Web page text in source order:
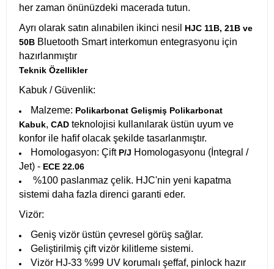
her zaman önünüzdeki macerada tutun.
Ayrı olarak satın alınabilen ikinci nesil
HJC 11B, 21B ve
50B Bluetooth Smart interkomun entegrasyonu için
hazırlanmıştır
Teknik Özellikler
Kabuk / Güvenlik:
Malzeme: Polikarbonat Gelişmiş Polikarbonat
Kabuk, CAD teknolojisi kullanılarak üstün uyum ve
konfor ile hafif olacak şekilde tasarlanmıştır.
Homologasyon: Çift P/J Homologasyonu (İntegral /
Jet) - ECE 22.06
%100 paslanmaz çelik. HJC'nin yeni kapatma
sistemi daha fazla direnci garanti eder.
Vizör:
Geniş vizör üstün çevresel görüş sağlar.
Geliştirilmiş çift vizör kilitleme sistemi.
Vizör HJ-33 %99 UV korumalı şeffaf, pinlock hazır